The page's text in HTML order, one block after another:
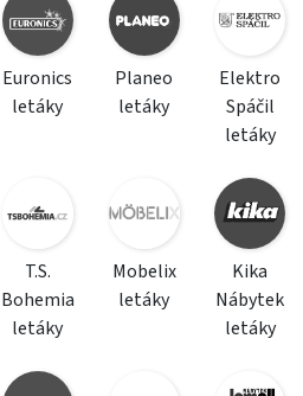
Euronics
letáky
Planeo
letáky
Elektro
Spáčil
letáky
T.S.
Bohemia
letáky
Mobelix
letáky
Kika
Nábytek
letáky